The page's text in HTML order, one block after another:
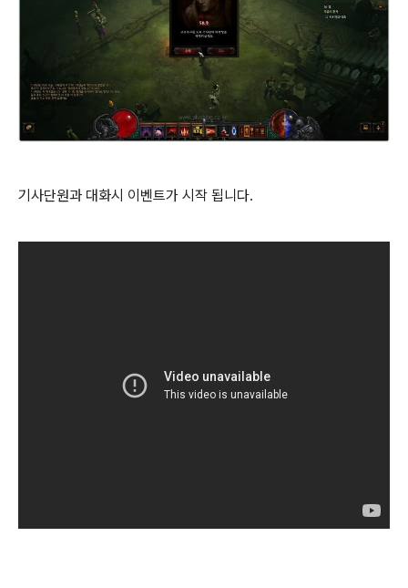
기사단원과 대화시 이벤트가 시작 됩니다.